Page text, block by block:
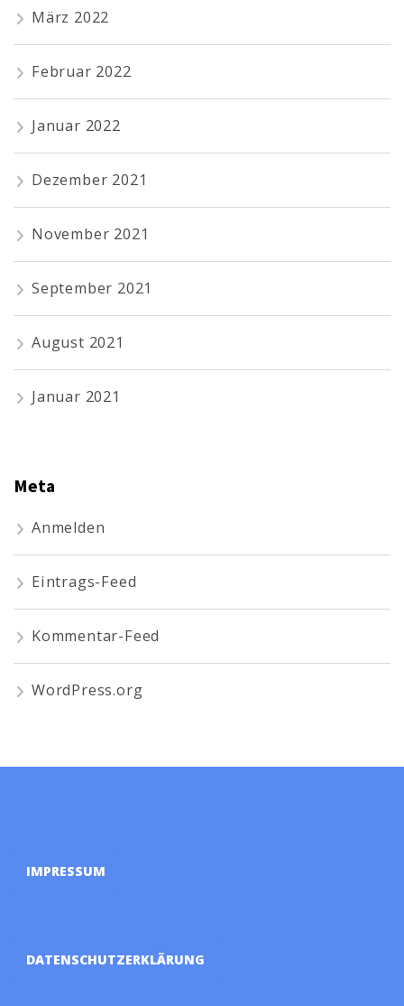
März 2022
Februar 2022
Januar 2022
Dezember 2021
November 2021
September 2021
August 2021
Januar 2021
Meta
Anmelden
Eintrags-Feed
Kommentar-Feed
WordPress.org
IMPRESSUM
DATENSCHUTZERKLÄRUNG